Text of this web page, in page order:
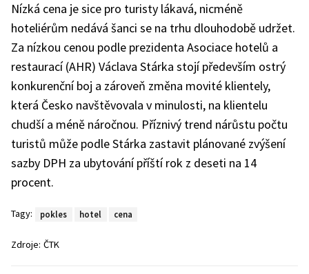
Nízká cena je sice pro turisty lákavá, nicméně
hoteliérům nedává šanci se na trhu dlouhodobě udržet.
Za nízkou cenou podle prezidenta Asociace hotelů a
restaurací (AHR) Václava Stárka stojí především ostrý
konkurenční boj a zároveň změna movité klientely,
která Česko navštěvovala v minulosti, na klientelu
chudší a méně náročnou. Příznivý trend nárůstu počtu
turistů může podle Stárka zastavit plánované zvýšení
sazby DPH za ubytování příští rok z deseti na 14
procent.
Tagy: pokles hotel cena
Zdroje: ČTK